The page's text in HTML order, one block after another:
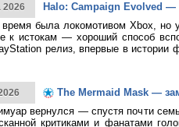
2026
Halo: Campaign Evolved —
время была локомотивом Xbox, но
к истокам — хороший способ
релиз, впервые в истории
The Mermaid Mask —
вернулся — спустя почти
критиками и фанатами